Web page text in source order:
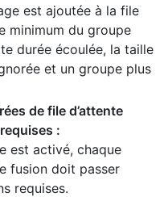
est ajoutée à la file
minimum du groupe
durée écoulée, la taille
et un groupe plus
de file d’attente
:
est activé, chaque
fusion doit passer
requises.